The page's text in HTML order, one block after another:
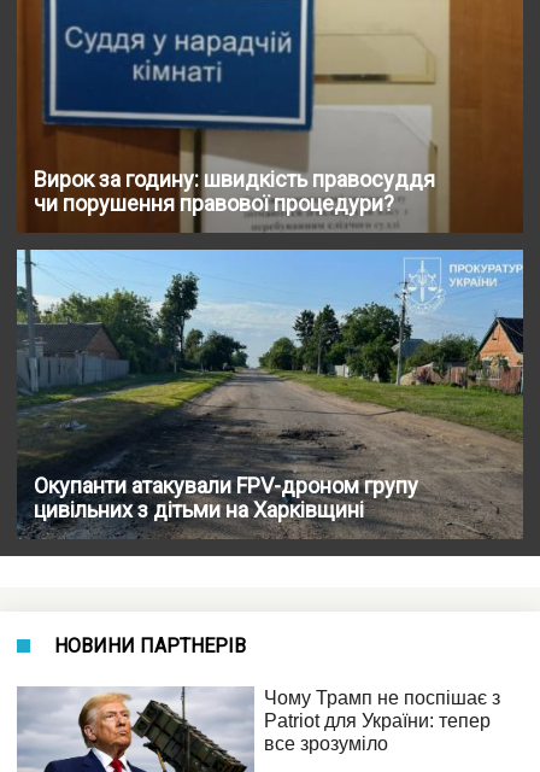
Вирок за годину: швидкість правосуддя
чи порушення правової процедури?
Окупанти атакували FPV-дроном групу
цивільних з дітьми на Харківщині
НОВИНИ ПАРТНЕРІВ